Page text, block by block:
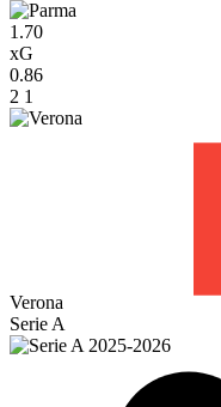
1.70
xG
0.86
2 1
Verona
Serie A